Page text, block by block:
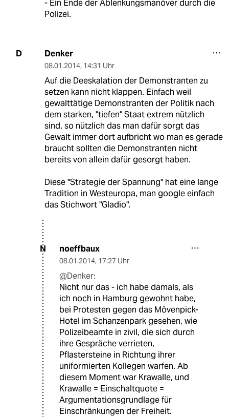
- Ein Ende der Ablenkungsmanöver durch die
Polizei.
D Denker
08.01.2014, 14:31 Uhr
Auf die Deeskalation der Demonstranten zu
setzen kann nicht klappen. Einfach weil
gewalttätige Demonstranten der Politik nach
dem starken, "tiefen" Staat extrem nützlich
sind, so nützlich das man dafür sorgt das
Gewalt immer dort aufbricht wo man es gerade
braucht sollten die Demonstranten nicht
bereits von allein dafür gesorgt haben.
Diese "Strategie der Spannung" hat eine lange
Tradition in Westeuropa, man google einfach
das Stichwort "Gladio".
N noeffbaux
08.01.2014, 17:27 Uhr
@Denker:
Nicht nur das - ich habe damals, als
ich noch in Hamburg gewohnt habe,
bei Protesten gegen das Mövenpick-
Hotel im Schanzenpark gesehen, wie
Polizeibeamte in zivil, die sich durch
ihre Gespräche verrieten,
Pflastersteine in Richtung ihrer
uniformierten Kollegen warfen. Ab
diesem Moment war Krawalle, und
Krawalle = Einschaltquote =
Argumentationsgrundlage für
Einschränkungen der Freiheit.